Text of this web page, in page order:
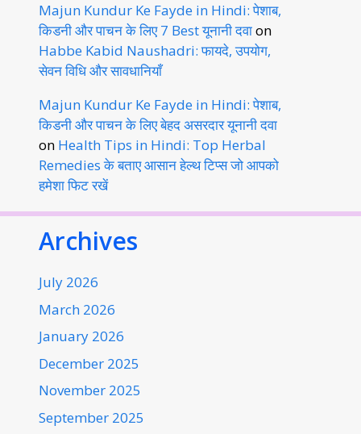
Majun Kundur Ke Fayde in Hindi: पेशाब,
किडनी और पाचन के लिए 7 Best यूनानी दवाon
Habbe Kabid Naushadri: फायदे, उपयोग,
सेवन विधि और सावधानियाँ
Majun Kundur Ke Fayde in Hindi: पेशाब,
किडनी और पाचन के लिए बेहद असरदार यूनानी दवा
on Health Tips in Hindi: Top Herbal
Remedies के बताए आसान हेल्थ टिप्स जो आपको
हमेशा फिट रखें
Archives
July 2026
March 2026
January 2026
December 2025
November 2025
September 2025